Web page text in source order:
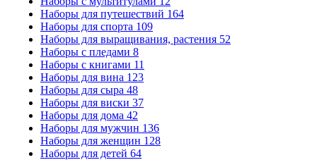
Наборы для путешествий 164
Наборы для спорта 109
Наборы для выращивания, растения 52
Наборы с пледами 8
Наборы с книгами 11
Наборы для вина 123
Наборы для сыра 48
Наборы для виски 37
Наборы для дома 42
Наборы для мужчин 136
Наборы для женщин 128
Наборы для детей 64